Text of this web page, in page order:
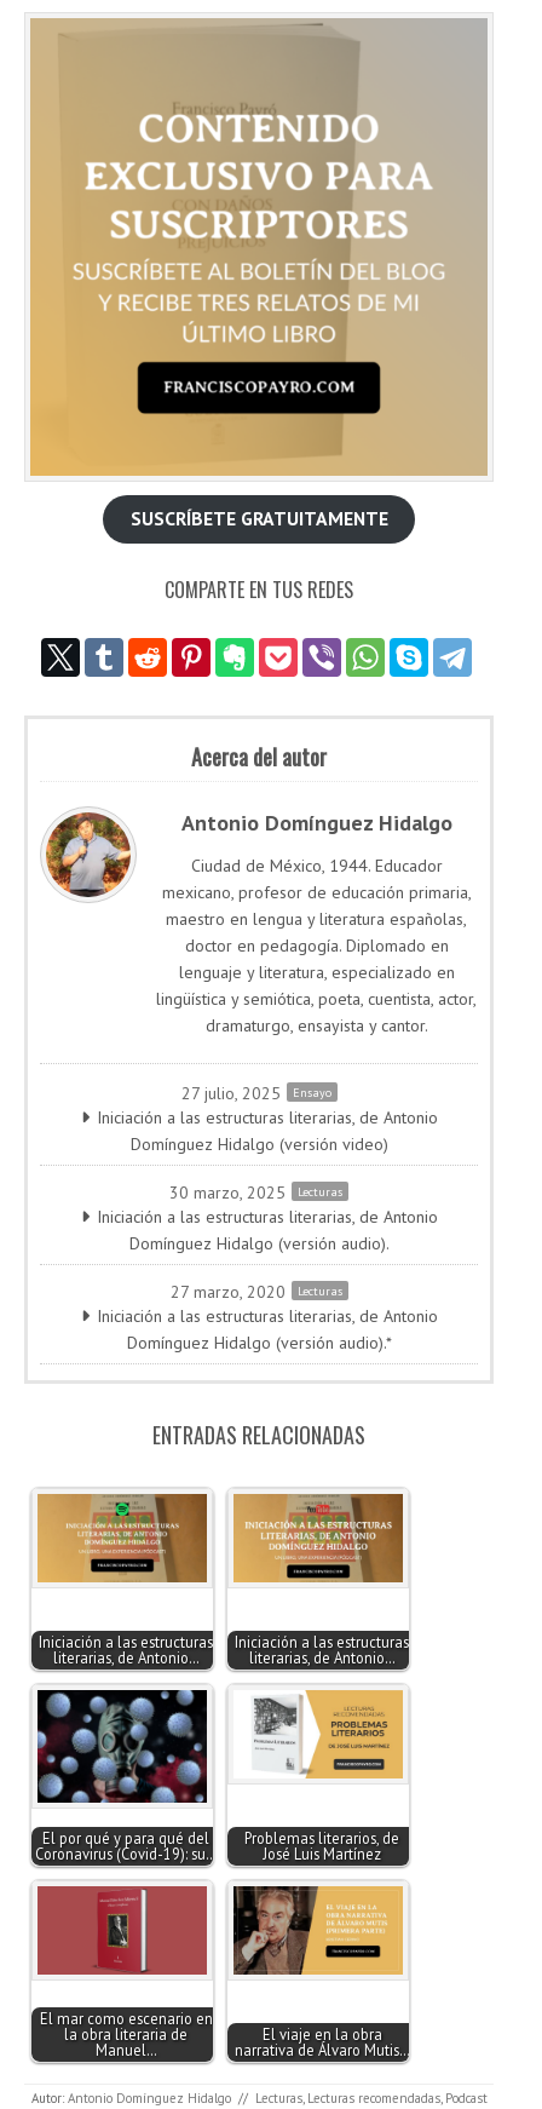
SUSCRÍBETE GRATUITAMENTE
COMPARTE EN TUS REDES
Acerca del autor
Antonio Domínguez Hidalgo
Ciudad de México, 1944. Educador
mexicano, profesor de educación primaria,
maestro en lengua y literatura españolas,
doctor en pedagogía. Diplomado en
lenguaje y literatura, especializado en
lingüística y semiótica, poeta, cuentista, actor,
dramaturgo, ensayista y cantor.
27 julio, 2025 Ensayo
Iniciación a las estructuras literarias, de Antonio
Domínguez Hidalgo (versión video)
30 marzo, 2025 Lecturas
Iniciación a las estructuras literarias, de Antonio
Domínguez Hidalgo (versión audio).
27 marzo, 2020 Lecturas
Iniciación a las estructuras literarias, de Antonio
Domínguez Hidalgo (versión audio).*
ENTRADAS RELACIONADAS
Iniciación a las estructuras
literarias, de Antonio…
Iniciación a las estructuras
literarias, de Antonio…
El por qué y para qué del
Coronavirus (Covid-19): su…
Problemas literarios, de
José Luis Martínez
El mar como escenario en
la obra literaria de
Manuel…
El viaje en la obra
narrativa de Álvaro Mutis…
Autor: Antonio Domínguez Hidalgo // Lecturas, Lecturas recomendadas, Podcast